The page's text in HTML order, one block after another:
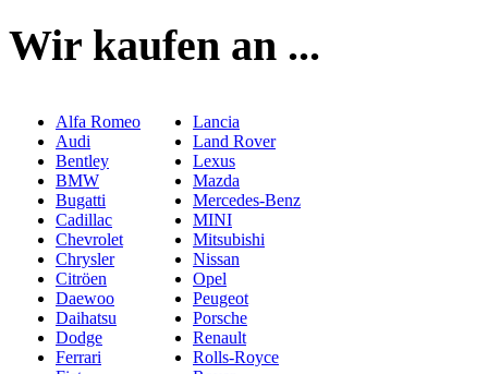
Wir kaufen an ...
Alfa Romeo
Audi
Bentley
BMW
Bugatti
Cadillac
Chevrolet
Chrysler
Citröen
Daewoo
Daihatsu
Dodge
Ferrari
Lancia
Land Rover
Lexus
Mazda
Mercedes-Benz
MINI
Mitsubishi
Nissan
Opel
Peugeot
Porsche
Renault
Rolls-Royce